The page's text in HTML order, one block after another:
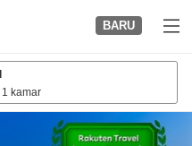
BARU
1 kamar